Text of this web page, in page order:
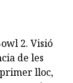
2. Visió
de les
primer lloc,